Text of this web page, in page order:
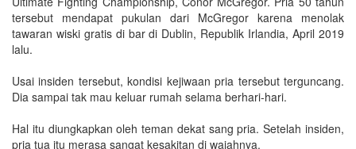
tersebut mendapat pukulan dari McGregor karena menolak
tawaran wiski gratis di bar di Dublin, Republik Irlandia, April 2019
lalu.
Usai insiden tersebut, kondisi kejiwaan pria tersebut terguncang.
Dia sampai tak mau keluar rumah selama berhari-hari.
Hal itu diungkapkan oleh teman dekat sang pria. Setelah insiden,
pria tua itu merasa sangat kesakitan di wajahnya.